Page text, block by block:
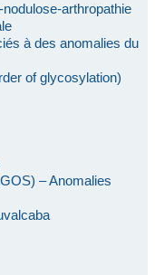
arthropathie
à des anomalies du
of glycosylation)
– Anomalies